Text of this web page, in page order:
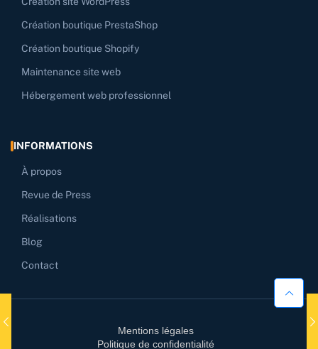
Création boutique PrestaShop
Création boutique Shopify
Maintenance site web
Hébergement web professionnel
INFORMATIONS
À propos
Revue de Press
Réalisations
Blog
Contact
Mentions légales
Politique de confidentialité